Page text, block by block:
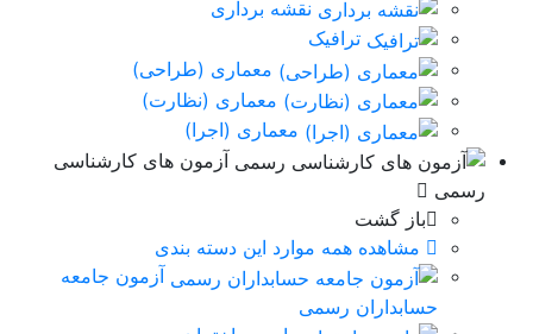
نقشه برداری
ترافیک
معماری (طراحی)
معماری (نظارت)
معماری (اجرا)
آزمون های کارشناسی
رسمی
باز گشت
مشاهده همه موارد این دسته بندی
آزمون جامعه
حسابداران رسمی